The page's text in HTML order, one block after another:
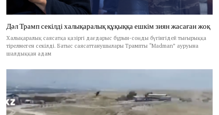
Дәл Трамп секілді халықаралық құқыққа ешкім зиян жасаған жоқ
Халықаралық саясатқа қазіргі дағдарыс бұрын-соңды бүгінгідей тығырыққа
тірелмеген секілді. Батыс саясаттанушылары Трампты “Madman” ауруына
шалдыққан адам